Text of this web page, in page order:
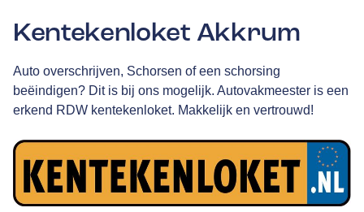
Kentekenloket Akkrum
Auto overschrijven, Schorsen of een schorsing
beëindigen? Dit is bij ons mogelijk. Autovakmeester is een
erkend RDW kentekenloket. Makkelijk en vertrouwd!